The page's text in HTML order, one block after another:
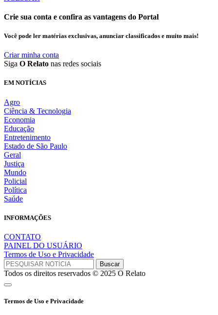
Crie sua conta e confira as vantagens do Portal
Você pode ler matérias exclusivas, anunciar classificados e muito mais!
Criar minha conta
Siga O Relato nas redes sociais
EM NOTÍCIAS
Agro
Ciência & Tecnologia
Economia
Educação
Entretenimento
Estado de São Paulo
Geral
Justiça
Mundo
Policial
Política
Saúde
INFORMAÇÕES
CONTATO
PAINEL DO USUÁRIO
Termos de Uso e Privacidade
Todos os direitos reservados © 2025 O Relato
Termos de Uso e Privacidade